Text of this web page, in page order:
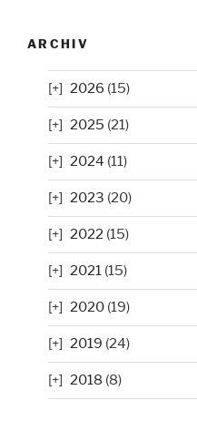
ARCHIV
2026 (15)
2025 (21)
2024 (11)
2023 (20)
2022 (15)
2021(15)
2020(19)
2019 (24)
2018 (8)